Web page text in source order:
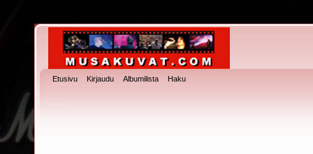
Etusivu Kirjaudu Albumilista Haku